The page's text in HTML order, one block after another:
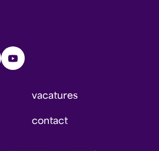
vacatures
contact